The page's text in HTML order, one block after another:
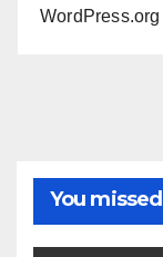
WordPress.org
You missed